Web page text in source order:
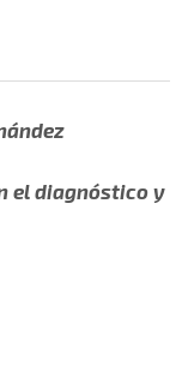
el diagnóstico y